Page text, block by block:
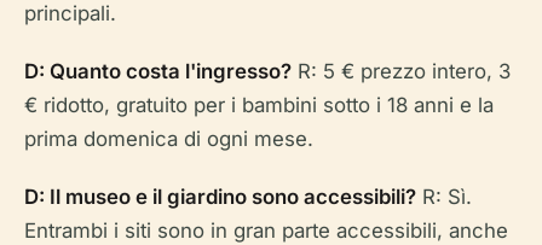
principali.
D: Quanto costa l'ingresso? R: 5 € prezzo intero, 3
€ ridotto, gratuito per i bambini sotto i 18 anni e la
prima domenica di ogni mese.
D: Il museo e il giardino sono accessibili? R: Sì.
Entrambi i siti sono in gran parte accessibili, anche